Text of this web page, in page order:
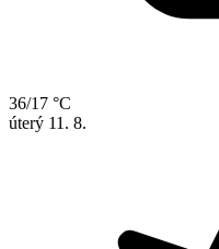
36/17 °C
úterý 11. 8.